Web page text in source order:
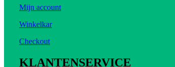
Mijn account
Winkelkar
Checkout
KLANTENSERVICE